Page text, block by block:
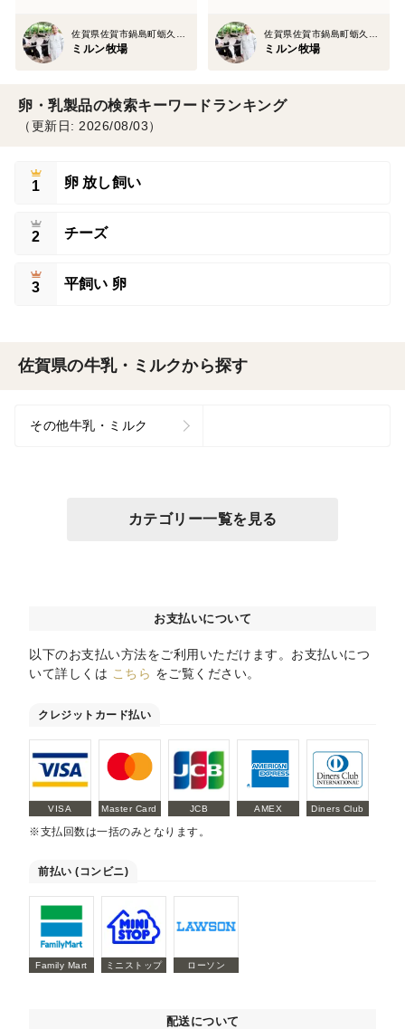
ミルン牧場 ミルン牧場
卵・乳製品の検索キーワードランキング
（更新日: 2026/08/03）
1 卵 放し飼い
2 チーズ
3 平飼い 卵
佐賀県の牛乳・ミルクから探す
その他牛乳・ミルク
カテゴリー一覧を見る
お支払いについて
以下のお支払い方法をご利用いただけます。お支払いにつ
いて詳しくは こちら をご覧ください。
クレジットカード払い
VISA Master Card JCB AMEX Diners Club
※支払回数は一括のみとなります。
前払い (コンビニ)
Family Mart ミニストップ ローソン
配送について